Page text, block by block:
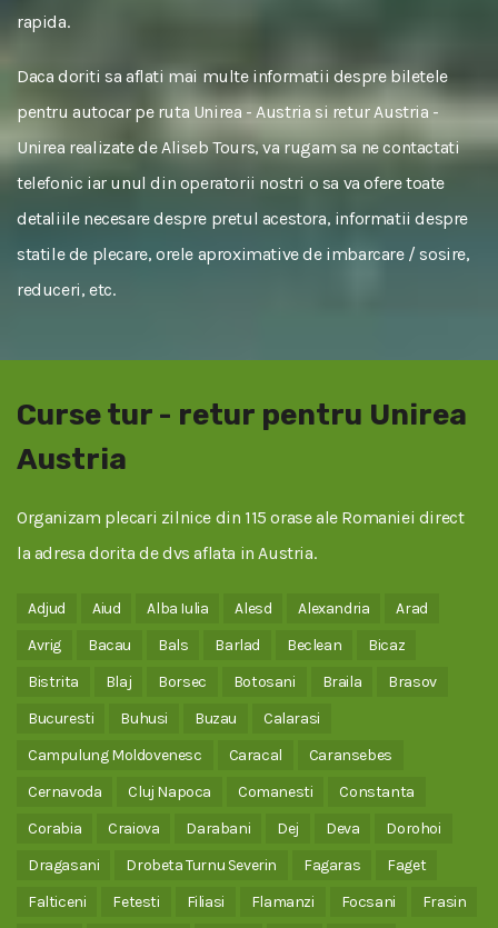
rapida.
Daca doriti sa aflati mai multe informatii despre biletele
pentru autocar pe ruta Unirea - Austria si retur Austria -
Unirea realizate de Aliseb Tours, va rugam sa ne contactati
telefonic iar unul din operatorii nostri o sa va ofere toate
detaliile necesare despre pretul acestora, informatii despre
statile de plecare, orele aproximative de imbarcare / sosire,
reduceri, etc.
Curse tur - retur pentru Unirea
Austria
Organizam plecari zilnice din 115 orase ale Romaniei direct
la adresa dorita de dvs aflata in Austria.
Adjud Aiud Alba Iulia Alesd Alexandria
Arad
Avrig
Bacau Bals Barlad Beclean
Bicaz
Bistrita
Blaj Borsec Botosani Braila
Brasov
Bucuresti
Buhusi Buzau
Calarasi
Campulung Moldovenesc
Caracal
Caransebes
Cernavoda
Cluj Napoca Comanesti
Constanta
Corabia
Craiova Darabani Dej Deva
Dorohoi
Dragasani
Drobeta Turnu Severin Fagaras
Faget
Falticeni
Fetesti Filiasi Flamanzi Focsani
Frasin